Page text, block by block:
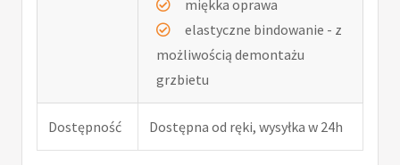
miękka oprawa
elastyczne bindowanie - z
możliwością demontażu
grzbietu
Dostępność Dostępna od ręki, wysyłka w 24h